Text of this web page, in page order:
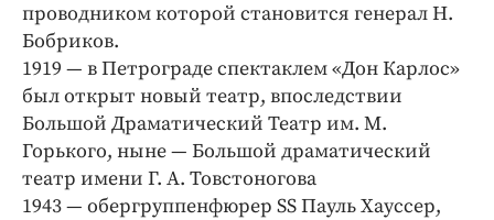
Интересное чтиво
Клиника года
Бренд года
Работодатель года
проводником которой становится генерал Н.
Бобриков.
1919 — в Петрограде спектаклем «Дон Карлос»
был открыт новый театр, впоследствии
Большой Драматический Театр им. М.
Горького, ныне — Большой драматический
театр имени Г. А. Товстоногова
1943 — обергруппенфюрер SS Пауль Хауссер,